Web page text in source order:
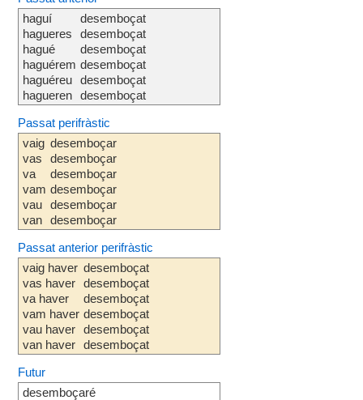
haguí
hagueres
hagué
haguérem
haguéreu
hagueren
desemboçat
desemboçat
desemboçat
desemboçat
desemboçat
desemboçat
Passat perifràstic
vaig
vas
va
vam
vau
van
desemboçar
desemboçar
desemboçar
desemboçar
desemboçar
desemboçar
Passat anterior perifràstic
vaig haver
vas haver
va haver
vam haver
vau haver
van haver
desemboçat
desemboçat
desemboçat
desemboçat
desemboçat
desemboçat
Futur
desemboçaré